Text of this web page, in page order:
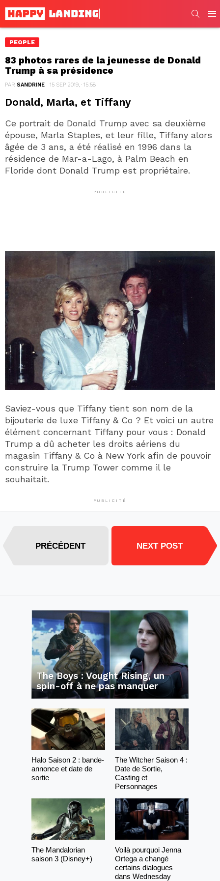
PEOPLE
83 photos rares de la jeunesse de Donald
Trump à sa présidence
PAR SANDRINE 15 SEP 2019, · 15:58
Donald, Marla, et Tiffany
Ce portrait de Donald Trump avec sa deuxième
épouse, Marla Staples, et leur fille, Tiffany alors
âgée de 3 ans, a été réalisé en 1996 dans la
résidence de Mar-a-Lago, à Palm Beach en
Floride dont Donald Trump est propriétaire.
PUBLICITÉ
Saviez-vous que Tiffany tient son nom de la
bijouterie de luxe Tiffany & Co ? Et voici un autre
élément concernant Tiffany pour vous : Donald
Trump a dû acheter les droits aériens du
magasin Tiffany & Co à New York afin de pouvoir
construire la Trump Tower comme il le
souhaitait.
PUBLICITÉ
PRÉCÉDENT NEXT POST
The Boys : Vought Rising, un
spin-off à ne pas manquer
Halo Saison 2 : bande-
annonce et date de
sortie
The Witcher Saison 4 :
Date de Sortie,
Casting et
Personnages
The Mandalorian
saison 3 (Disney+)
Voilà pourquoi Jenna
Ortega a changé
certains dialogues
dans Wednesday